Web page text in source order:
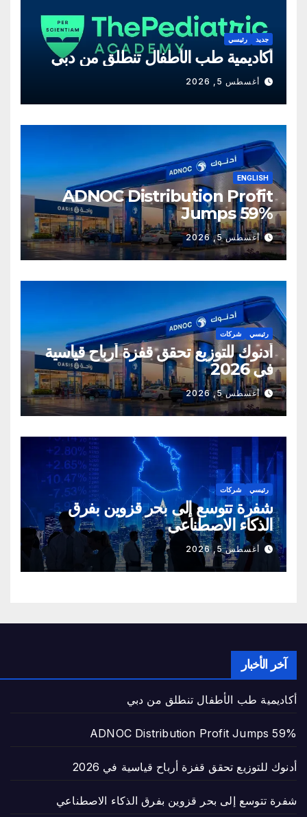
جديد رئيسي
أكاديمية طب الأطفال تنطلق من دبي
أغسطس 5, 2026
ENGLISH
ADNOC Distribution Profit
Jumps 59%
أغسطس 5, 2026
رئيسي شركات
أدنوك للتوزيع تحقق قفزة أرباح قياسية
في 2026
أغسطس 5, 2026
رئيسي شركات
شفرة تتوسع إلى بحر قزوين بفرق
الذكاء الاصطناعي
أغسطس 5, 2026
آخر الأخبار
أكاديمية طب الأطفال تنطلق من دبي
ADNOC Distribution Profit Jumps 59%
أدنوك للتوزيع تحقق قفزة أرباح قياسية في 2026
شفرة تتوسع إلى بحر قزوين بفرق الذكاء الاصطناعي